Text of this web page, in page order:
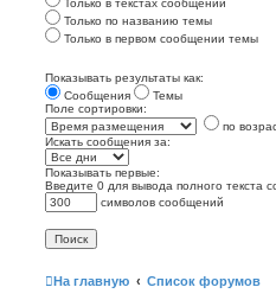
Только по названию темы
Только в первом сообщении темы
Показывать результаты как:
Сообщения
Темы
Поле сортировки:
по
Искать сообщения за:
Показывать первые:
Введите 0 для вывода полного текста
символов сообщений
На главную Список форумов